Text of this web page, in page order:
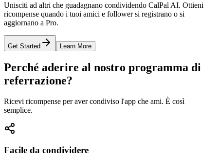
Unisciti ad altri che guadagnano condividendo CalPal AI. Ottieni
ricompense quando i tuoi amici e follower si registrano o si
aggiornano a Pro.
Get Started Learn More
Perché aderire al nostro programma di
referrazione?
Ricevi ricompense per aver condiviso l'app che ami. È così
semplice.
Facile da condividere